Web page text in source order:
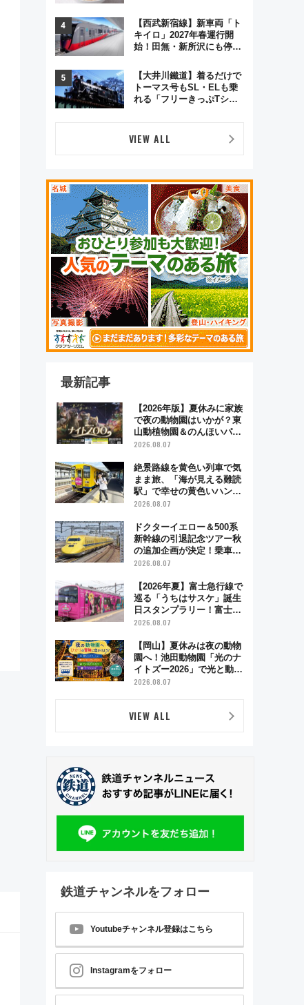
オムライス専門店「肉とた
まご」新グルメ続々登場！
【2026年8月】
【西武新宿線】新車両「ト
キイロ」2027年春運行開
始！田無・新所沢にも停
弾」も
【大井川鐵道】着るだけで
トーマス号もSL・ELも乗
れる「フリーきっぷTシャ
VIEW ALL
最新記事
【2026年版】夏休みに家族
で夜の動物園はいかが？東
山動植物園＆のんほいパー
ク「ナイトZOO」開催情報
2026.08.07
絶景路線を黄色い列車で気
まま旅、「海が見える難読
駅」で幸せの黄色いハンカ
チに願いを 「新・鉄道ひ
「島原鉄道」
2026.08.07
ドクターイエロー＆500系
新幹線の引退記念ツアー秋
の追加企画が決定！乗車体
験やグッズ・ホテル情報ま
2026.08.07
【2026年夏】富士急行線で
巡る「うちはサスケ」誕生
日スタンプラリー！富士急
ハイランド限定グルメ＆グ
2026.08.07
【岡山】夏休みは夜の動物
園へ！池田動物園「光のナ
イトズー2026」で光と動物
が彩る特別な夜
2026.08.07
VIEW ALL
鉄道チャンネルをフォロー
Youtubeチャンネル登録はこちら
Instagramをフォロー